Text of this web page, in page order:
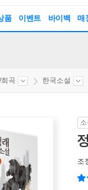
품 이벤트 바이백 매
곡 한국소설
조